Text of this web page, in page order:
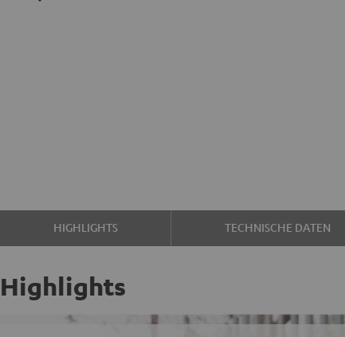
HIGHLIGHTS TECHNISCHE DATEN
Highlights